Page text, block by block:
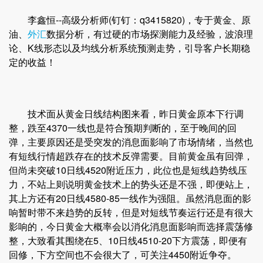
李鑫恒--高级分析师(钉钉：q3415820)，专于黄金、原
油、 外汇数据分析，有过硬的市场探测能力及经验，波浪理
论、K线形态以及均线分析系统预测走势，引导客户长期稳
定的收益！
技术面从黄金日线结构图来看，昨日黄金原本下行调
整，跌至4370一线也是符合预期判断的，至于晚间的回
弹，主要原因还是受突发的消息面影响了市场情绪，当然也
有短线行情超跌存在的技术反弹需要。目前黄金虽有回弹，
但尚未突破10日线4520附近压力，此位也是短线趋势线压
力，不站上则说明黄金技术上的势头还是不强，即便站上，
其上方还有20日线4580-85一线作为强阻。虽然消息面的影
响暂时带不来趋势的反转，但是对短线节奏运行还是有很大
影响的，今日黄金大概率会以消化消息面影响而选择震荡修
整，大致看其围绕在5、10日线4510-20下方震荡，即便有
回修，下方空间也不会很大了，可关注4450附近争夺。